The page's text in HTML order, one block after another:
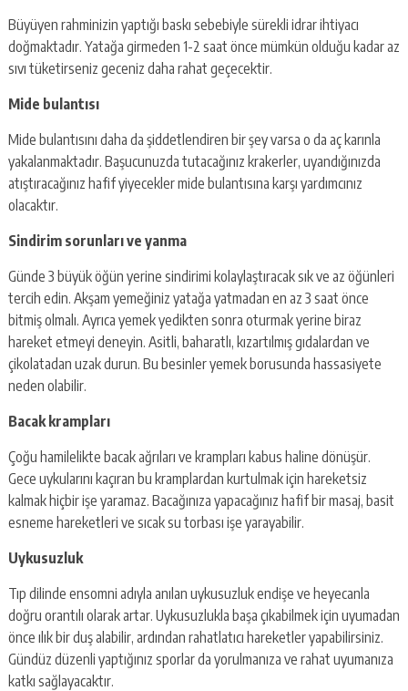
Büyüyen rahminizin yaptığı baskı sebebiyle sürekli idrar ihtiyacı
doğmaktadır. Yatağa girmeden 1-2 saat önce mümkün olduğu kadar az
sıvı tüketirseniz geceniz daha rahat geçecektir.
Mide bulantısı
Mide bulantısını daha da şiddetlendiren bir şey varsa o da aç karınla
yakalanmaktadır. Başucunuzda tutacağınız krakerler, uyandığınızda
atıştıracağınız hafif yiyecekler mide bulantısına karşı yardımcınız
olacaktır.
Sindirim sorunları ve yanma
Günde 3 büyük öğün yerine sindirimi kolaylaştıracak sık ve az öğünleri
tercih edin. Akşam yemeğiniz yatağa yatmadan en az 3 saat önce
bitmiş olmalı. Ayrıca yemek yedikten sonra oturmak yerine biraz
hareket etmeyi deneyin. Asitli, baharatlı, kızartılmış gıdalardan ve
çikolatadan uzak durun. Bu besinler yemek borusunda hassasiyete
neden olabilir.
Bacak krampları
Çoğu hamilelikte bacak ağrıları ve krampları kabus haline dönüşür.
Gece uykularını kaçıran bu kramplardan kurtulmak için hareketsiz
kalmak hiçbir işe yaramaz. Bacağınıza yapacağınız hafif bir masaj, basit
esneme hareketleri ve sıcak su torbası işe yarayabilir.
Uykusuzluk
Tıp dilinde ensomni adıyla anılan uykusuzluk endişe ve heyecanla
doğru orantılı olarak artar. Uykusuzlukla başa çıkabilmek için uyumadan
önce ılık bir duş alabilir, ardından rahatlatıcı hareketler yapabilirsiniz.
Gündüz düzenli yaptığınız sporlar da yorulmanıza ve rahat uyumanıza
katkı sağlayacaktır.